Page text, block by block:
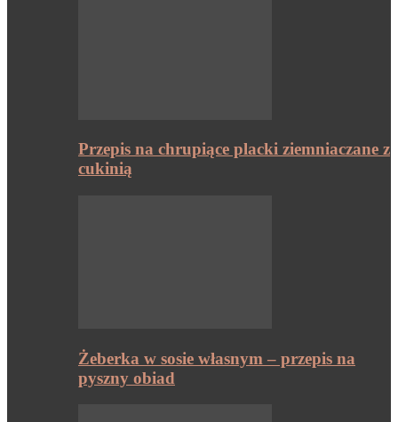
Przepis na chrupiące placki ziemniaczane z
cukinią
Żeberka w sosie własnym – przepis na
pyszny obiad